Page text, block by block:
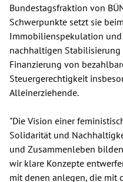
Bundestagsfraktion von
Schwerpunkte setzt sie
Immobilienspekulation und
nachhaltigen Stabilisierung
Finanzierung von
Steuergerechtigkeit
Alleinerziehende.
"Die Vision einer
Solidarität und
und Zusammenleben
wir klare Konzepte
mit denen anlegen, die mit